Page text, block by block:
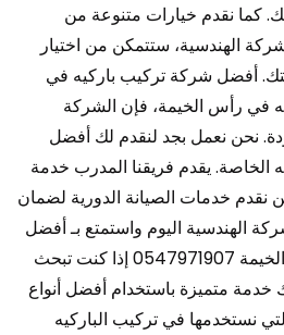
كما نقدم خيارات متنوعة من
الهندسية، ستتمكن من اختيار
أفضل شركة تركيب باركيه في
باركيه في رأس الخيمة، فإن الشركة
نحن نعمل بجد لنقدم لك أفضل
الخاصة. يقدم فريقنا المدرب خدمة
نقدم خدمات الصيانة الدورية لضمان
الهندسية اليوم واستمتع بـ أفضل
خدمة تركيب باركيه بأعلى معايير الجودة. تركيب باركيه خشب في رأس الخيمة 0547971907 إذا كنت تبحث
متميزة باستخدام أفضل أنواع
نستخدمها في تركيب الباركيه